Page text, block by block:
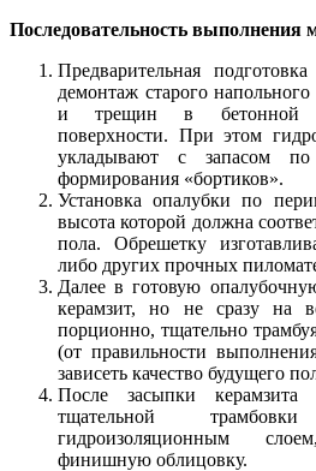
Последовательность выполнения
Предварительная
демонтаж старого
и трещин в бетонной
поверхности. При этом
укладывают с запасом
формирования «бортиков».
Установка опалубки по
высота которой должна
пола. Обрешетку
либо других прочных
Далее в готовую
керамзит, но не сразу на
порционно, тщательно
(от правильности
зависеть качество будущего
После засыпки
тщательной
гидроизоляционным
финишную облицовку.